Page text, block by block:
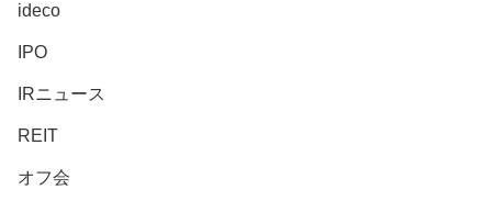
ideco
IPO
IRニュース
REIT
オフ会